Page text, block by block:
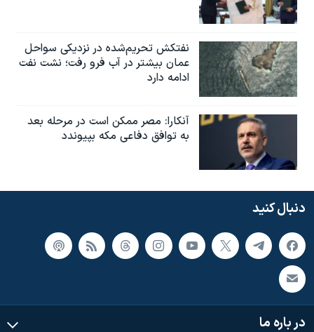
نفتکش تحریم‌شده در نزدیکی سواحل
عمان بیشتر در آب فرو رفت؛ نشت نفت
ادامه دارد
آنکارا: مصر ممکن است در مرحله بعد
به توافق دفاعی مکه بپیوندد
دنبال کنید
در باره ما